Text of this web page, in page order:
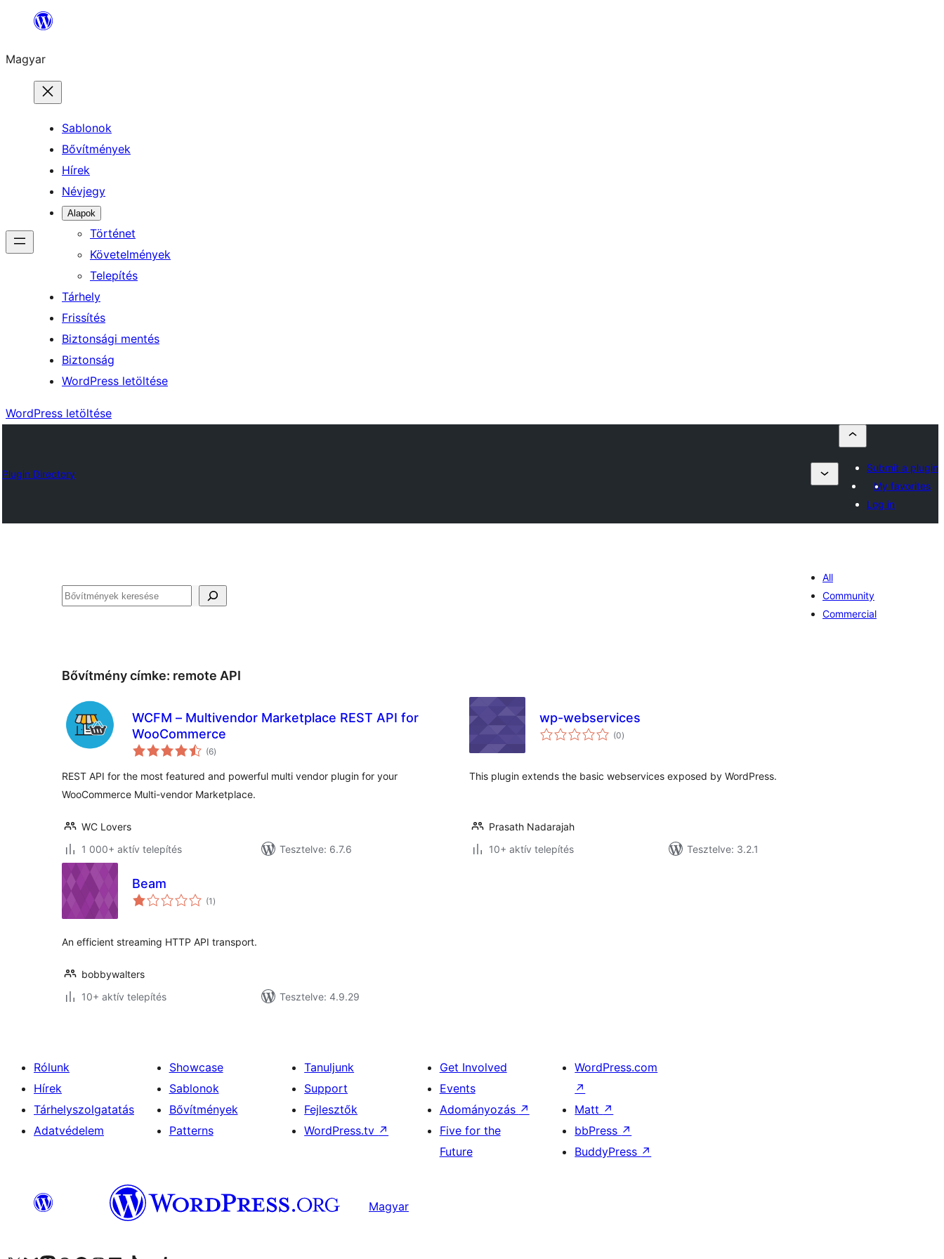
Ugrás
tartalomhoz
Magyar
Sablonok
Bővítmények
Hírek
Névjegy
Alapok
Történet
Követelmények
Telepítés
Tárhely
Frissítés
Biztonsági mentés
Biztonság
WordPress letöltése
WordPress letöltése
Plugin Directory
Submit a plugin
My favorites
Log in
Keresés
All
Community
Commercial
Bővítmény címke: remote API
WCFM – Multivendor Marketplace REST API for
WooCommerce
(6értékelés
összesen
)
REST API for the most featured and powerful multi vendor plugin for your
WooCommerce Multi-vendor Marketplace.
WC Lovers
1 000+ aktív telepítés
Tesztelve: 6.7.6
wp-webservices
(0értékelés
összesen
)
This plugin extends the basic webservices exposed by WordPress.
Prasath Nadarajah
10+ aktív telepítés
Tesztelve: 3.2.1
Beam
(1 értékelés
összesen
)
An efficient streaming HTTP API transport.
bobbywalters
10+ aktív telepítés
Tesztelve: 4.9.29
Rólunk
Hírek
Tárhelyszolgatatás
Adatvédelem
Showcase
Sablonok
Bővítmények
Patterns
Tanuljunk
Support
Fejlesztők
WordPress.tv ↗
Get Involved
Events
Adományozás ↗
Five for the
Future
WordPress.com
↗
Matt ↗
bbPress ↗
BuddyPress ↗
Magyar